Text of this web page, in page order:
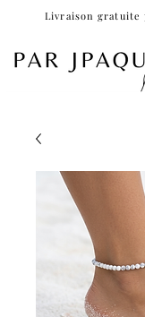
Livraison gratuite